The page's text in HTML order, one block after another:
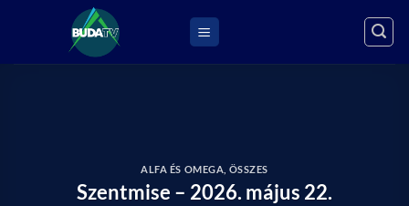
ALFA ÉS OMEGA ÖSSZES
Szentmise – 2026. május 22.